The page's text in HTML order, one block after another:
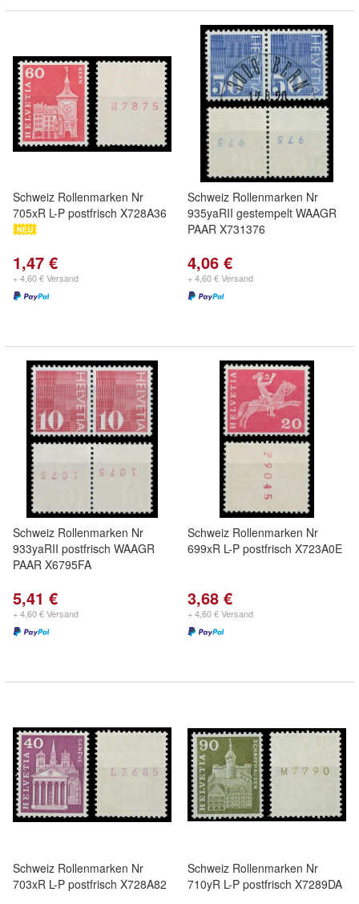
Schweiz Rollenmarken Nr
705xR L-P postfrisch X728A36
1,47 €
+ 4,60 € Versand
Schweiz Rollenmarken Nr
935yaRII gestempelt WAAGR
PAAR X731376
4,06 €
+ 4,60 € Versand
Schweiz Rollenmarken Nr
933yaRII postfrisch WAAGR
PAAR X6795FA
5,41 €
+ 4,60 € Versand
Schweiz Rollenmarken Nr
699xR L-P postfrisch X723A0E
3,68 €
+ 4,60 € Versand
Schweiz Rollenmarken Nr
703xR L-P postfrisch X728A82
Schweiz Rollenmarken Nr
710yR L-P postfrisch X7289DA